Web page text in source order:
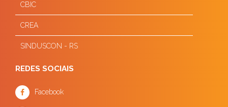
CBIC
CREA
SINDUSCON - RS
REDES SOCIAIS
Facebook